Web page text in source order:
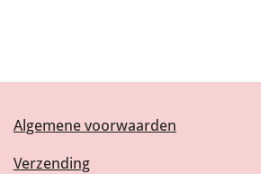
Algemene voorwaarden
Verzending